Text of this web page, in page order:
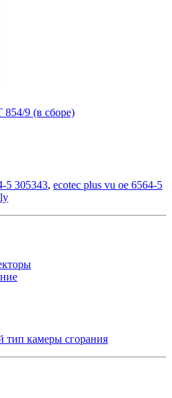
9 (в сборе)
5 305343, ecotec plus vu oe 6564-5
камеры сгорания